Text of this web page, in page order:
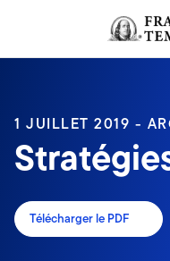
Header menu toggle
Ouverture de session
1 JUILLET 2019 -
Télécharger le PDF